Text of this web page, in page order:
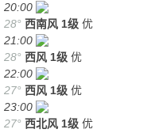
20:00
28° 西南风 1级 优
21:00
28° 西风 1级 优
22:00
27° 西风 1级 优
23:00
27° 西北风 1级 优